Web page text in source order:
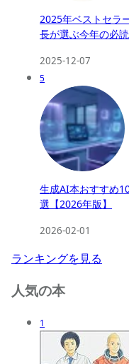
2025年ベストセラ
長が選ぶ今年の必
2025-12-07
5
生成AI本おすすめ
選【2026年版】
2026-02-01
ランキングを見る
人気の本
1